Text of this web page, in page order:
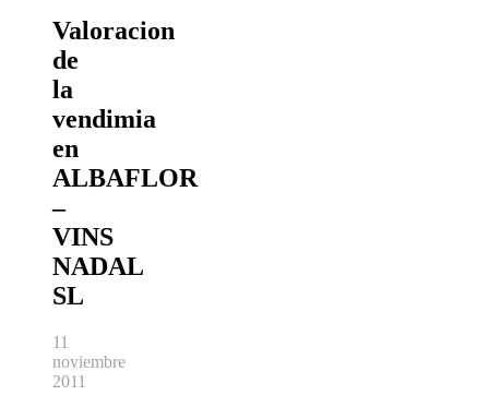
Valoracion
de
la
vendimia
en
ALBAFLOR
–
VINS
NADAL
SL
11
noviembre
2011